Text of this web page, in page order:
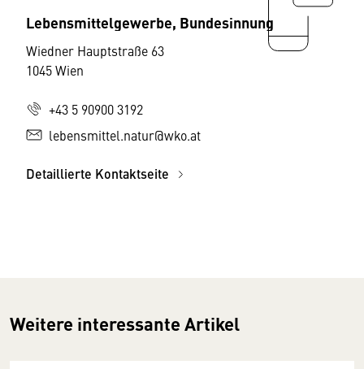
Lebensmittelgewerbe, Bundesinnung
Wiedner Hauptstraße 63
1045 Wien
+43 5 90900 3192
lebensmittel.natur@wko.at
Detaillierte Kontaktseite
Weitere interessante Artikel